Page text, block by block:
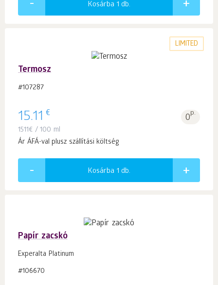
Kosárba 1 db.
LIMITED
Termosz
#107287
15.11 € 0p.
1511€ / 100 ml
Ár ÁFÁ-val plusz szállítási költség
Kosárba 1 db.
Papír zacskó
Experalta Platinum
#106670